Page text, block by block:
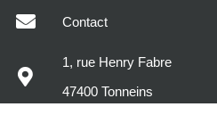
Contact
1, rue Henry Fabre
47400 Tonneins